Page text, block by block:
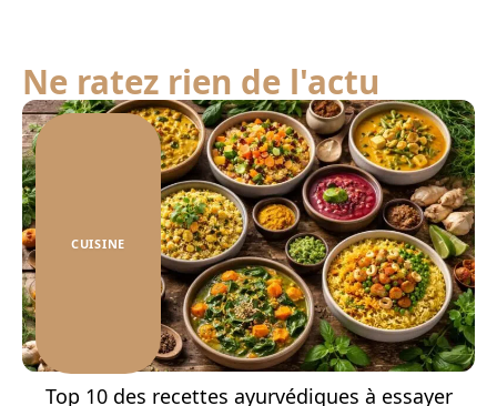
Ne ratez rien de l'actu
CUISINE
Top 10 des recettes ayurvédiques à essayer